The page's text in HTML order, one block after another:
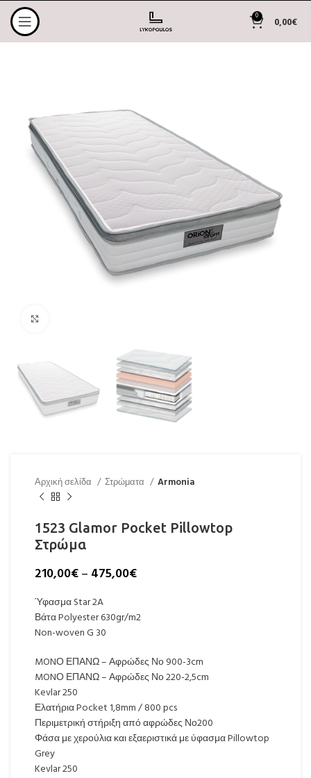
0 0,00€
Αρχική σελίδα Στρώματα Armonia
1523 Glamor Pocket Pillowtop
Στρώμα
210,00€– 475,00€
Ύφασμα Star 2A
Βάτα Polyester 630gr/m2
Non-woven G 30
MONΟ ΕΠΑΝΩ – Αφρώδες Νο 900-3cm
MONΟ ΕΠΑΝΩ – Αφρώδες Νο 220-2,5cm
Kevlar 250
Ελατήρια Pocket 1,8mm / 800 pcs
Περιμετρική στήριξη από αφρώδες Νο200
Φάσα με χερούλια και εξαεριστικά με ύφασμα Pillowtop
Grey
Kevlar 250